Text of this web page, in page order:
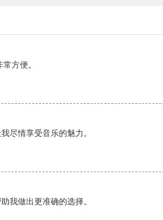
方便。
尽情享受音乐的魅力。
我做出更准确的选择。